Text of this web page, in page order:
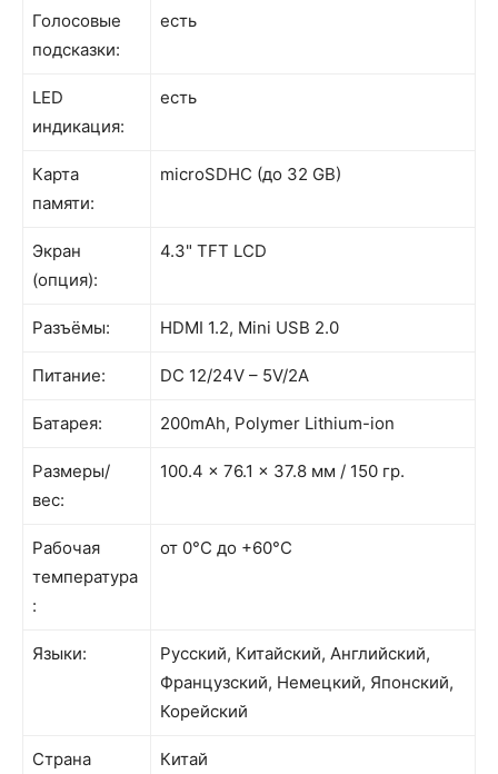
Голосовые
подсказки:
есть
LED
индикация:
есть
Карта
памяти:
microSDHC (до 32 GB)
Экран
(опция):
4.3" TFT LCD
Разъёмы: HDMI 1.2, Mini USB 2.0
Питание: DC 12/24V – 5V/2A
Батарея: 200mAh, Polymer Lithium-ion
Размеры/
вес:
100.4 x 76.1 x 37.8 мм / 150 гр.
Рабочая
температура
:
от 0°С до +60°С
Языки:
Русский, Китайский, Английский,
Французский, Немецкий, Японский,
Корейский
Страна
Китай